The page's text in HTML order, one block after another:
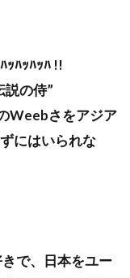
ｯﾊｯﾊｯﾊ !!
説の侍”
Weebさをアジア
にはいられな
で、日本をユー